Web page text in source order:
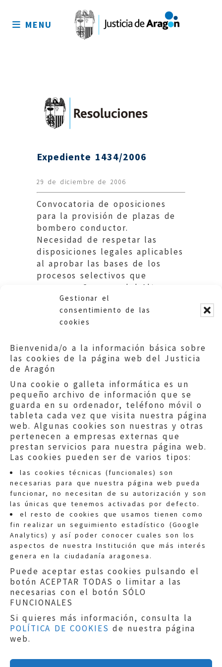
Gestionar el
consentimiento de las
cookies
Bienvenida/o a la información básica sobre
las cookies de la página web del Justicia
de Aragón
Una cookie o galleta informática es un
pequeño archivo de información que se
guarda en su ordenador, teléfono móvil o
tableta cada vez que visita nuestra página
web. Algunas cookies son nuestras y otras
pertenecen a empresas externas que
prestan servicios para nuestra página web.
Las cookies pueden ser de varios tipos:
las cookies técnicas (funcionales) son
necesarias para que nuestra página web pueda
funcionar, no necesitan de su autorización y son
las únicas que tenemos activadas por defecto.
el resto de cookies que usamos tienen como
fin realizar un seguimiento estadístico (Google
Analytics) y así poder conocer cuales son los
aspectos de nuestra Institución que más interés
genera en la ciudadanía aragonesa.
Puede aceptar estas cookies pulsando el
botón ACEPTAR TODAS o limitar a las
necesarias con el botón SÓLO
FUNCIONALES
Si quieres más información, consulta la
POLÍTICA DE COOKIES de nuestra página
web.
sitio
MENU
Expediente 1434/2006
29 de diciembre de 2006
Convocatoria de oposiciones
para la provisión de plazas de
bombero conductor.
Necesidad de respetar las
disposiciones legales aplicables
al aprobar las bases de los
procesos selectivos que
convoque.Comarca del Alto
Gállego.
Quejas:quejas@eljusticiadearagon.es
Información general:
informacion@eljusticiadearagon.es
Teléfonos:900 210 210/
Aviso legal|Política de privacidad|
Protección de Datos